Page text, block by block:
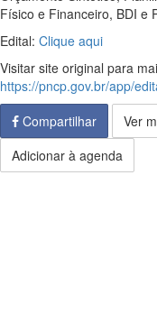
Físico e Financeiro, BDI e
Edital: Clique aqui
Visitar site original para
https://pncp.gov.br/app/
Compartilhar
Ver
Adicionar à agenda